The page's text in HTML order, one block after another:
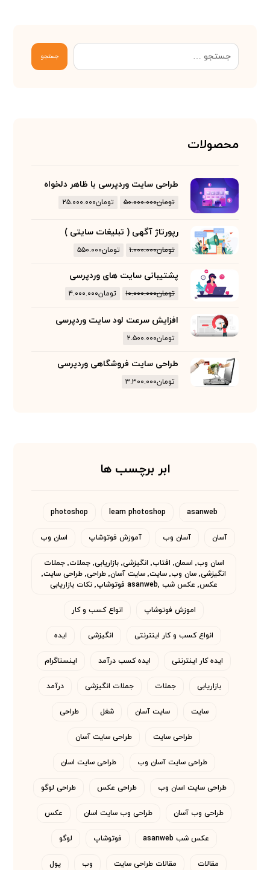
جستجو
محصولات
طراحی سایت وردپرسی با ظاهر دلخواه
تومان۵۰.۰۰۰.۰۰۰ تومان۲۵.۰۰۰.۰۰۰
رپورتاژ آگهی ( تبلیغات سایتی )
تومان۱.۰۰۰.۰۰۰ تومان۵۵۰.۰۰۰
پشتیبانی سایت های وردپرسی
تومان۱۰.۰۰۰.۰۰۰ تومان۴.۰۰۰.۰۰۰
افزایش سرعت لود سایت وردپرسی
تومان۲.۵۰۰.۰۰۰
طراحی سایت فروشگاهی وردپرسی
تومان۳.۳۰۰.۰۰۰
ابر برچسب ها
asanweb
learn photoshop
photoshop
آسان آسان وب آموزش فوتوشاپ اسان وب
اسان وب٬ اسمان٬ افتاب٬ انگیزشی٬ بازاریابی٬ جملات٬ جملات
انگیزشی٬ سان وب٬ سایت٬ سایت آسان٬ طراحی٬ طراحی سایت٬
عکس٬ عکس شب asanweb٬ فوتوشاپ٬ نکات بازاریابی
اموزش فوتوشاپ انواع کسب و کار
انواع کسب و کار اینترنتی انگیزشی ایده
ایده کار اینترنتی ایده کسب درآمد اینستاگرام
بازاریابی جملات جملات انگیزشی درآمد
سایت سایت آسان شغل طراحی
طراحی سایت طراحی سایت آسان
طراحی سایت آسان وب طراحی سایت اسان
طراحی سایت اسان وب طراحی عکس طراحی لوگو
طراحی وب آسان طراحی وب سایت اسان عکس
عکس شب asanweb فوتوشاپ لوگو
مقالات مقالات طراحی سایت وب پول